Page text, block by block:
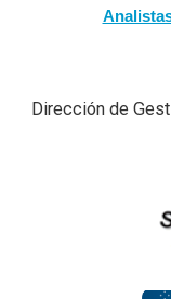
Dirección de